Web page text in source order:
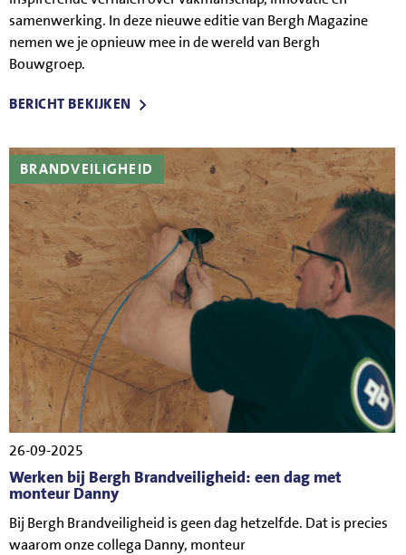
samenwerking. In deze nieuwe editie van Bergh Magazine
nemen we je opnieuw mee in de wereld van Bergh
Bouwgroep.
BERICHT BEKIJKEN
BRANDVEILIGHEID
26-09-2025
Werken bij Bergh Brandveiligheid: een dag met
monteur Danny
Bij Bergh Brandveiligheid is geen dag hetzelfde. Dat is precies
waarom onze collega Danny, monteur